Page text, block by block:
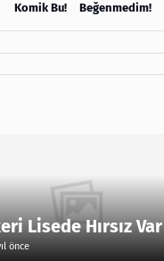
Komik Bu! Beğenmedim!
Lisede Hırsız Var
önce